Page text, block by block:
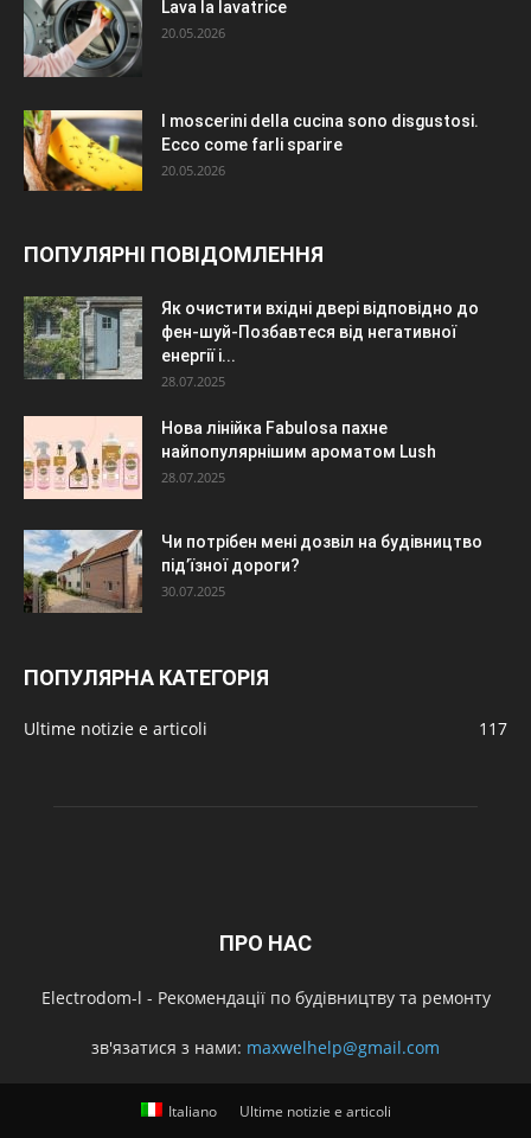
Lava la lavatrice
20.05.2026
I moscerini della cucina sono disgustosi.
Ecco come farli sparire
20.05.2026
ПОПУЛЯРНІ ПОВІДОМЛЕННЯ
Як очистити вхідні двері відповідно до
фен-шуй-Позбавтеся від негативної
енергії і...
28.07.2025
Нова лінійка Fabulosa пахне
найпопулярнішим ароматом Lush
28.07.2025
Чи потрібен мені дозвіл на будівництво
під’їзної дороги?
30.07.2025
ПОПУЛЯРНА КАТЕГОРІЯ
Ultime notizie e articoli 117
ПРО НАС
Electrodom-l - Рекомендації по будівництву та ремонту
зв'язатися з нами: maxwelhelp@gmail.com
Italiano Ultime notizie e articoli